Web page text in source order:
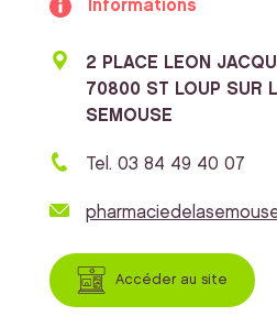
Informations
2 PLACE LEON
70800 ST LOUP SUR
SEMOUSE
Tel. 03 84 49 40 07
Accéder au site